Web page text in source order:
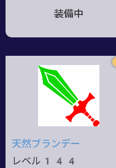
装備中
天然ブランデー
レベル144